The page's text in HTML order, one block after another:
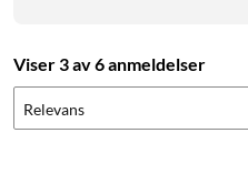
Viser 3 av 6 anmeldelser
Relevans